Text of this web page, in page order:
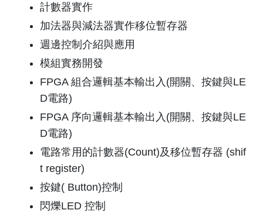
計數器實作
加法器與減法器實作移位暫存器
週邊控制介紹與應用
模組實務開發
FPGA 組合邏輯基本輸出入(開關、按鍵與LE
D電路)
FPGA 序向邏輯基本輸出入(開關、按鍵與LE
D電路)
電路常用的計數器(Count)及移位暫存器 (shif
t register)
按鍵( Button)控制
閃爍LED 控制